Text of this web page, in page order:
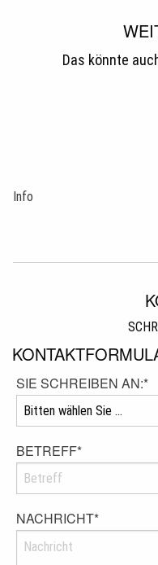
Das könnte
Info
SIE SCHREIBEN AN:*
BETREFF*
NACHRICHT*